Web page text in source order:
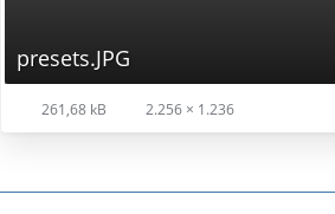
presets.JPG
261,68 kB 2.256 × 1.236